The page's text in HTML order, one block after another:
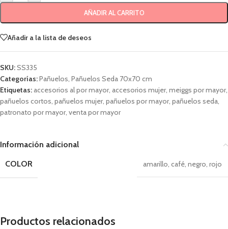
AÑADIR AL CARRITO
Añadir a la lista de deseos
SKU:SS335
Categorías:Pañuelos, Pañuelos Seda 70x70 cm
Etiquetas: accesorios al por mayor, accesorios mujer, meiggs por mayor,
pañuelos cortos, pañuelos mujer, pañuelos por mayor, pañuelos seda,
patronato por mayor, venta por mayor
Información adicional
COLOR
amarillo, café, negro, rojo
Productos relacionados